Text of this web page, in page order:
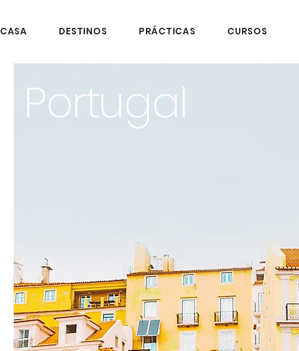
CASA DESTINOS PRÁCTICAS CURSOS
Portugal